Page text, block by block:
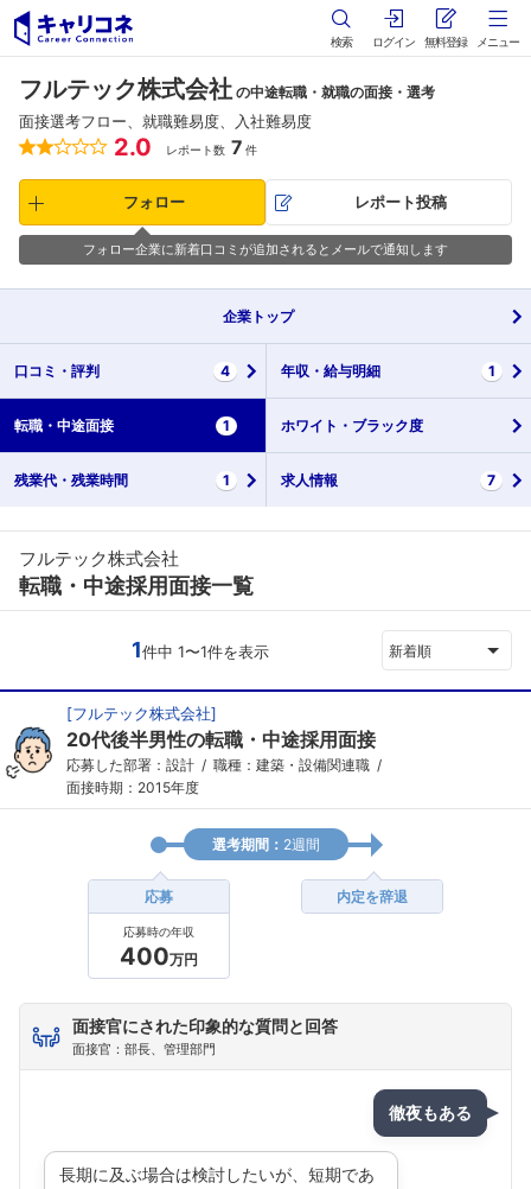
検索 ログイン 無料登録 メニュー
フルテック株式会社 の中途転職・就職の面接・選考
面接選考フロー、就職難易度、入社難易度
2.0 レポート数 7 件
フォロー レポート投稿
フォロー企業に新着口コミが追加されるとメールで通知します
企業 トップ
口コミ・ 評判 4 年収・ 給与明細 1
転職・ 中途面接 1 ホワイト・ ブラック度
残業代・ 残業時間 1 求人情報 7
フルテック株式会社
転職・中途採用面接一覧
1件中 1〜1件を表示 新着順
[フルテック株式会社]
20代後半男性の転職・中途採用面接
応募した部署：設計
職種：建築・設備関連職
面接時期：2015年度
選考期間： 2週間
応募
応募時の年収
400万円
内定を辞退
面接官にされた印象的な質問と回答
面接官：部長、管理部門
徹夜もある
長期に及ぶ場合は検討したいが、短期であ